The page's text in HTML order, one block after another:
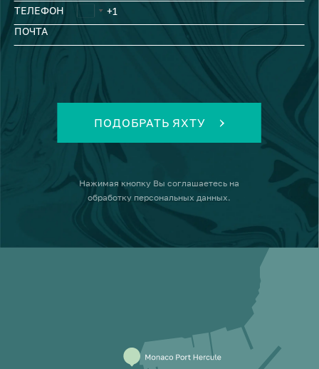
ТЕЛЕФОН
ПОЧТА
ПОДОБРАТЬ ЯХТУ
Нажимая кнопку Вы соглашаетесь на
обработку персональных данных.